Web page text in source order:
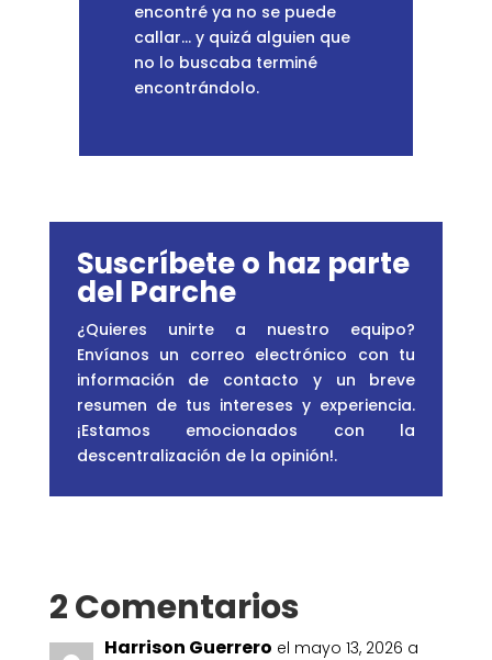
encontré ya no se puede
callar... y quizá alguien que
no lo buscaba terminé
encontrándolo.
Suscríbete o haz parte
del Parche
¿Quieres unirte a nuestro equipo?
Envíanos un correo electrónico con tu
información de contacto y un breve
resumen de tus intereses y experiencia.
¡Estamos emocionados con la
descentralización de la opinión!.
2 Comentarios
Harrison Guerrero el mayo 13, 2026 a